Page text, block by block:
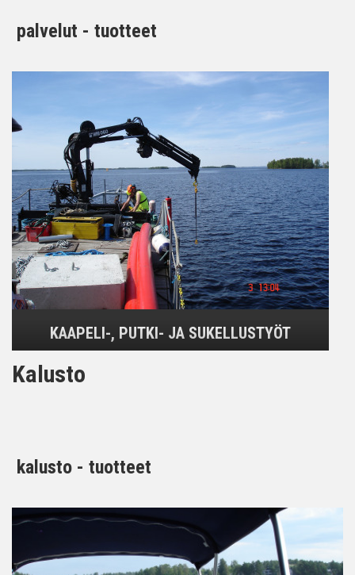
palvelut - tuotteet
KAAPELI-, PUTKI- JA SUKELLUSTYÖT
Kalusto
kalusto - tuotteet